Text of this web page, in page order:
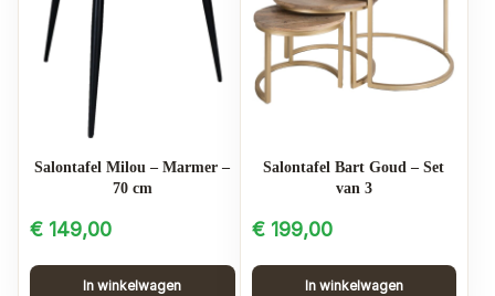
Salontafel Milou – Marmer –
70 cm
€ 149,00
In winkelwagen
Salontafel Bart Goud – Set
van 3
€199,00
In winkelwagen